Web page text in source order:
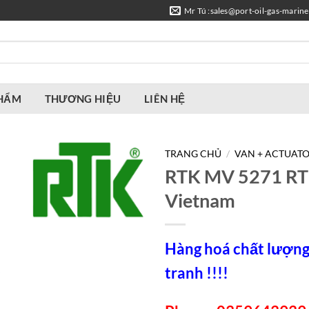
Mr Tú :sales@port-oil-gas-
THƯƠNG HIỆU LIÊN HỆ
TRANG CHỦ / VAN +
RTK MV 5271
Vietnam
Hàng hoá chất
tranh !!!!